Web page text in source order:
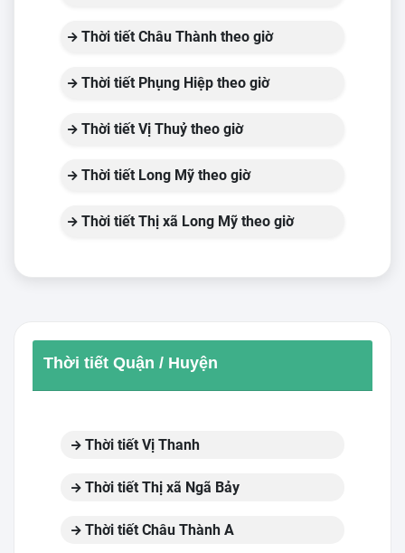
Thời tiết Châu Thành theo giờ
Thời tiết Phụng Hiệp theo giờ
Thời tiết Vị Thuỷ theo giờ
Thời tiết Long Mỹ theo giờ
Thời tiết Thị xã Long Mỹ theo giờ
Thời tiết Quận / Huyện
Thời tiết Vị Thanh
Thời tiết Thị xã Ngã Bảy
Thời tiết Châu Thành A